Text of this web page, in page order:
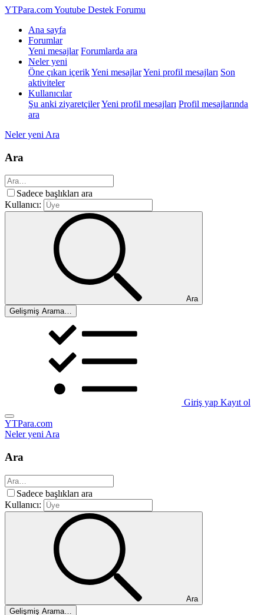
YTPara.comYoutube Destek Forumu
Ana sayfa
Forumlar
Yeni mesajlar Forumlarda ara
Neler yeni
Öne çıkan içerikYeni mesajlarYeni profil mesajları Son
aktiviteler
Kullanıcılar
Şu anki ziyaretçilerYeni profil mesajları Profil mesajlarında
ara
Neler yeni Ara
Ara
Sadece başlıkları ara
Kullanıcı:
Ara
Gelişmiş Arama…
Giriş yap Kayıt ol
YTPara.com
Neler yeniAra
Ara
Sadece başlıkları ara
Kullanıcı:
Ara
Gelişmiş Arama…